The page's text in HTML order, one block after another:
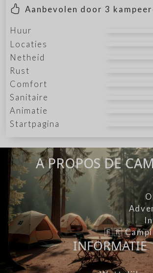
Aanbevolen door 3
Huur
Locaties
Netheid
Rust
Comfort
Sanitaire
Animatie
Startpagina
A PROPOS DE
🇫🇷
INFORMATIE